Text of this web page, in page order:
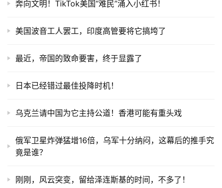
奔向文明！TikTok美国“难民”涌入小红书！
美国波音工人罢工，印度高管要将它搞垮了
最近，帝国的致命要害，终于显露了
日本已经错过最佳投降时机！
乌克兰请中国为它主持公道！香港可能有重头戏
俄军卫星炸弹猛增16倍，乌军十分纳闷，这幕后的推手究
竟是谁？
​刚刚，风云突变，留给泽连斯基的时间，不多了！